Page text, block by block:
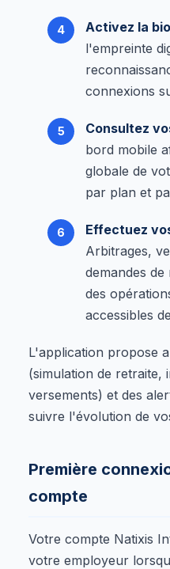
Activez la
l'empreinte
connexions
Consultez
bord mobile
globale de
par plan et
Effectuez
Arbitrages,
demandes
des
accessibles
L'application propose
(simulation de retraite,
versements) et des
suivre l'évolution de
Première
compte
Votre compte Natixis
votre employeur